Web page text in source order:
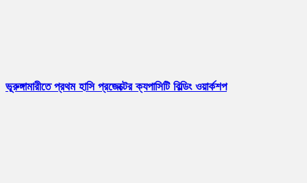
ভূরুঙ্গামারীতে প্রথম হাসি প্রজেক্টের ক্যপাসিটি বিল্ডিং ওয়ার্কশপ